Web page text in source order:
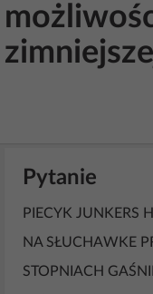
Pytanie
PIECYK JUNKERS
NA SŁUCHAWKE
STOPNIACH